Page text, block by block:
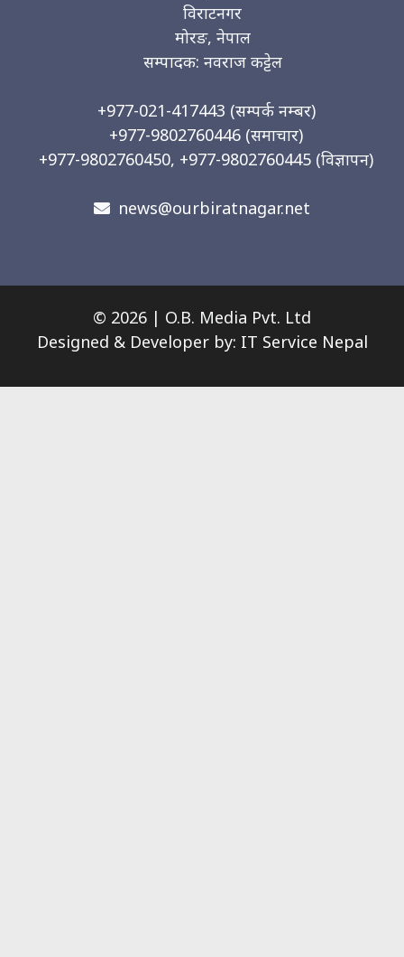
विराटनगर
मोरङ, नेपाल
सम्पादक: नवराज कट्टेल
+977-021-417443 (सम्पर्क नम्बर)
+977-9802760446 (समाचार)
+977-9802760450, +977-9802760445 (विज्ञापन)
news@ourbiratnagar.net
© 2026 | O.B. Media Pvt. Ltd
Designed & Developer by: IT Service Nepal